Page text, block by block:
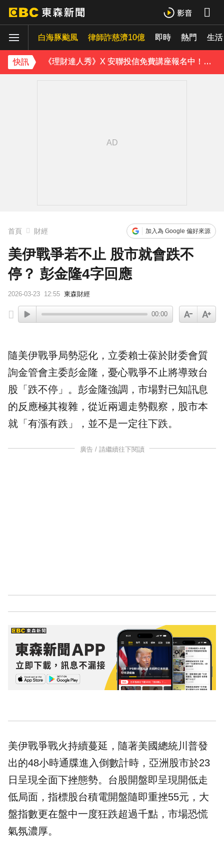
白海豚颱風 律師詐慈濟10億 即時 熱門 生活
快訊
白海豚颱風逐漸逼近！海警區域擴大
桃園8旬妻遭拐杖猛砸身亡！夫打電話自首 鄰居曝私下近況
首頁 財經 加入為 Google 偏好來源
美伊戰爭若不止 股市就會跌不
停？ 彭金隆4字回應
2026-03-23 12:55 東森財經
00:00
隨美伊戰爭局勢惡化，立委賴士葆於財委會質
詢金管會主委彭金隆 ，憂心戰爭不止將導致台
股 「跌不停」。彭金隆強調，市場對已知訊息
的反應極其複雜，從近兩週走勢觀察，股市本
就「有漲有跌」，並不是一定往下跌。
廣告 / 請繼續往下閱讀
美伊戰爭戰火持續蔓延，隨著美國總統川普發
出的48小時通牒進入倒數計時，亞洲股市於23
日呈現全面下挫態勢。台股開盤即呈現開低走
低局面，指標股台積電開盤隨即重挫55元，大
盤指數更在盤中一度狂跌超過千點，市場恐慌
氣氛濃厚。